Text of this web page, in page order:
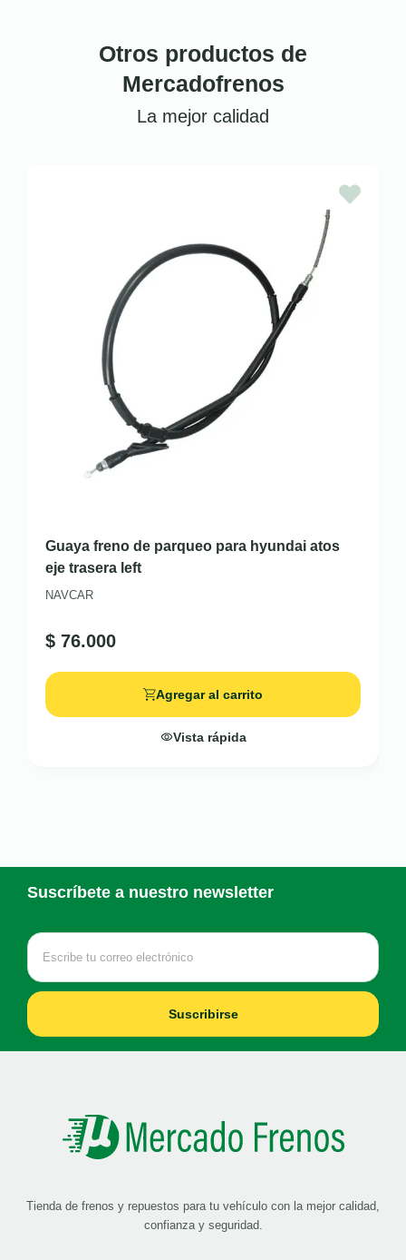
Otros productos de
Mercadofrenos
La mejor calidad
Guaya freno de parqueo para hyundai atos
eje trasera left
NAVCAR
$ 76.000
Agregar al carrito
Vista rápida
Suscríbete a nuestro newsletter
Suscribirse
Tienda de frenos y repuestos para tu vehículo con la mejor calidad,
confianza y seguridad.